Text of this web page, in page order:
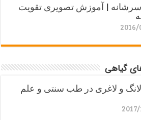
| آموزش تصویری تقویت
گیاهی
و لاغری در طب سنتی و علم